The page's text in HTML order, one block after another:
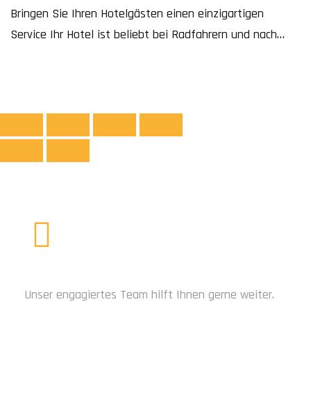
Bringen Sie Ihren Hotelgästen einen einzigartigen
Service Ihr Hotel ist beliebt bei Radfahrern und nach
Tag, indem Sie Bike Wash als Velo Reinigungsstation
anbieten. Die einfach zu bedienenden Waschboxen für
Fahrräder sind die perfekte Lösung für […]
Unser engagiertes Team hilft Ihnen gerne weiter.